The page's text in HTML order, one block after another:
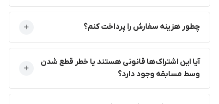
چطور هزینه سفارش را پرداخت کنم؟
آیا این اشتراک‌ها قانونی هستند یا خطر قطع شدن
وسط مسابقه وجود دارد؟